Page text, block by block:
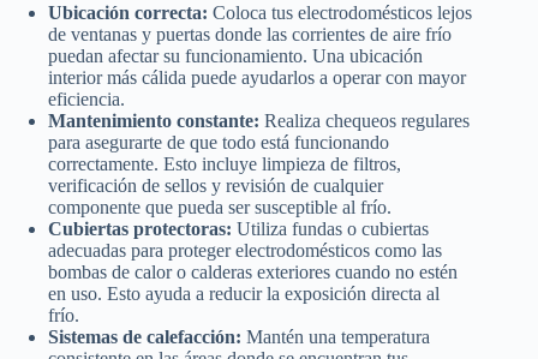
Ubicación correcta: Coloca tus electrodomésticos lejos
de ventanas y puertas donde las corrientes de aire frío
puedan afectar su funcionamiento. Una ubicación
interior más cálida puede ayudarlos a operar con mayor
eficiencia.
Mantenimiento constante: Realiza chequeos regulares
para asegurarte de que todo está funcionando
correctamente. Esto incluye limpieza de filtros,
verificación de sellos y revisión de cualquier
componente que pueda ser susceptible al frío.
Cubiertas protectoras: Utiliza fundas o cubiertas
adecuadas para proteger electrodomésticos como las
bombas de calor o calderas exteriores cuando no estén
en uso. Esto ayuda a reducir la exposición directa al
frío.
Sistemas de calefacción: Mantén una temperatura